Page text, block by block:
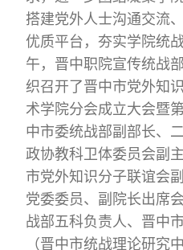
搭建党外人士沟通交流
优质平台，夯实学院统
午，晋中职院宣传统战
织召开了晋中市党外知
术学院分会成立大会暨
中市委统战部副部长、
政协教科卫体委员会副
市党外知识分子联谊会
党委委员、副院长出席
战部五科负责人、晋中
（晋中市统战理论研究